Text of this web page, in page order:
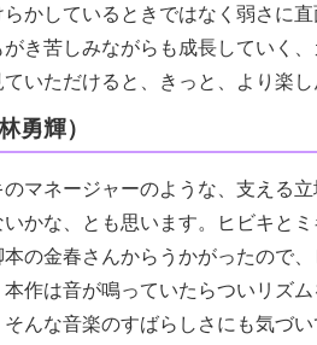
かしているときではなく弱さに
き苦しみながらも成長していく
いただけると、きっと、より楽し
勇輝）
マネージャーのような、支える
かな、とも思います。ヒビキと
の金春さんからうかがったので
本作は音が鳴っていたらついリズ
んな音楽のすばらしさにも気づ